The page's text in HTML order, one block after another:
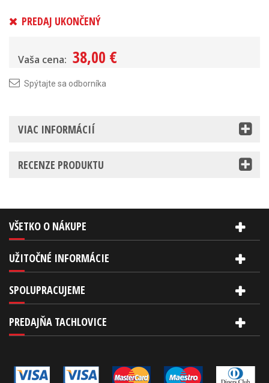
PREDAJ UKONČENÝ
Vaša cena: 38,00 €
Spýtajte sa odborníka
VIAC INFORMÁCIÍ
RECENZE PRODUKTU
VŠETKO O NÁKUPE
UŽITOČNÉ INFORMÁCIE
SPOLUPRACUJEME
PREDAJŇA TACHLOVICE